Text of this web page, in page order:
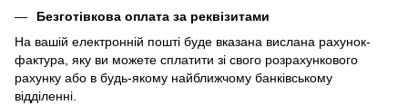
Безготівкова оплата за реквізитами
На вашій електронній пошті буде вказана вислана рахунок-
фактура, яку ви можете сплатити зі свого розрахункового
рахунку або в будь-якому найближчому банківському
відділенні.